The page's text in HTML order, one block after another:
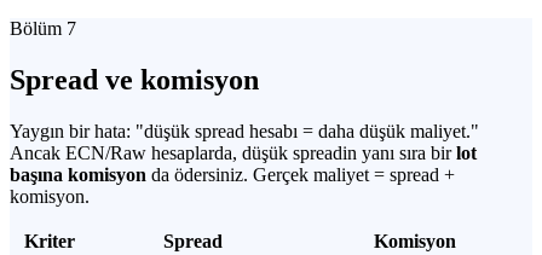
Bölüm 7
Spread ve komisyon
Yaygın bir hata: "düşük spread hesabı = daha düşük maliyet."
Ancak ECN/Raw hesaplarda, düşük spreadin yanı sıra birlot
başına komisyon da ödersiniz. Gerçek maliyet = spread +
komisyon.
Kriter Spread
Komisyon